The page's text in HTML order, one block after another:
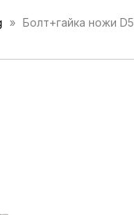
Болт+гайка ножи D5